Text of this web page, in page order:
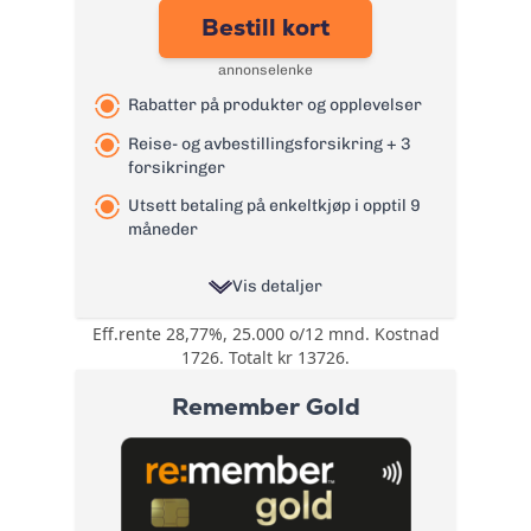
tyveriforsikring
0 kr
21,99%
Effektiv rente:
24,4%
Kontantuttak i
minibank:
0 kr
Kontantuttak i
bank:
0 kr
papirfaktura:
9 kr
Purregebyr:
35 kr
Inkassovarsel:
35 kr
Les mer om Bank Norwegian
kreditkort Visa
→
Bestill kort
annonselenke
Rabatter på produkter og opplevelser
Reise- og avbestillingsforsikring + 3
forsikringer
Utsett betaling på enkeltkjøp i opptil 9
måneder
Vis detaljer
rabatter
Rabatter på
produkter og
gjennom
Morrow More.
Tilgang til
fordelsprogrammet
Mastercard
Eff.rente 28,77%, 25.000 o/12 mnd. Kostnad
1726. Totalt kr 13726.
Remember Gold